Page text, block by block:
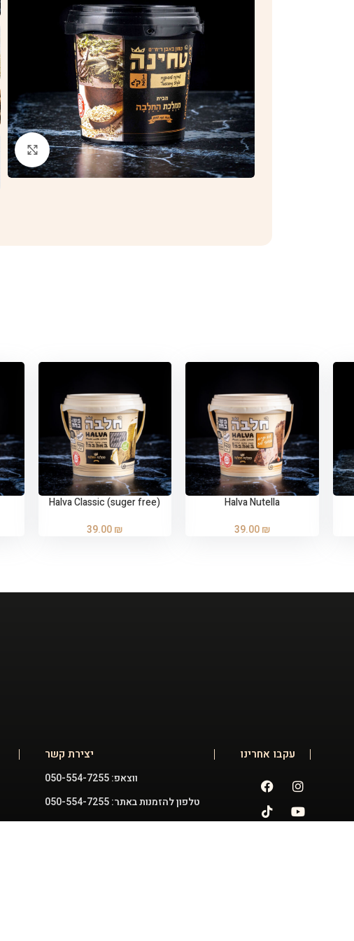
Click to enlarge
ADD TO CART
Halva Classic (suger free)
39.00₪
ADD TO CART
Halva Nutella
39.00₪
יצירת קשר
ווצאפ: 050-554-7255
טלפון להזמנות באתר: 050-554-7255
זכיינים / סיטונאות: 054-793-6805
עקבו אחרינו